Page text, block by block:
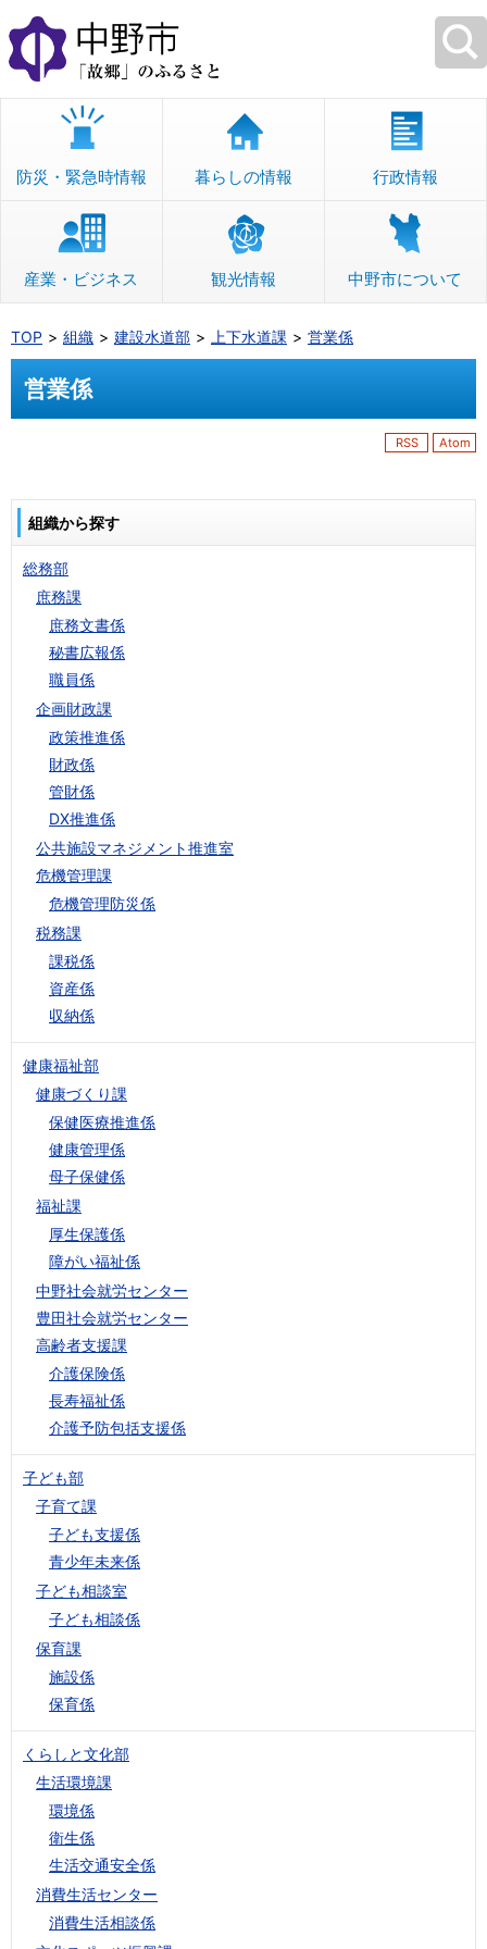
本
文
へ
移
防災・緊急時情報 暮らしの情報 行政情報
産業・ビジネス 観光情報 中野市について
TOP 組織 建設水道部 上下水道課 営業係
営業係
RSS Atom
組織から探す
総務部
庶務課
庶務文書係
秘書広報係
職員係
企画財政課
政策推進係
財政係
管財係
DX推進係
公共施設マネジメント推進室
危機管理課
危機管理防災係
税務課
課税係
資産係
収納係
健康福祉部
健康づくり課
保健医療推進係
健康管理係
母子保健係
福祉課
厚生保護係
障がい福祉係
中野社会就労センター
豊田社会就労センター
高齢者支援課
介護保険係
長寿福祉係
介護予防包括支援係
子ども部
子育て課
子ども支援係
青少年未来係
子ども相談室
子ども相談係
保育課
施設係
保育係
くらしと文化部
生活環境課
環境係
衛生係
生活交通安全係
消費生活センター
消費生活相談係